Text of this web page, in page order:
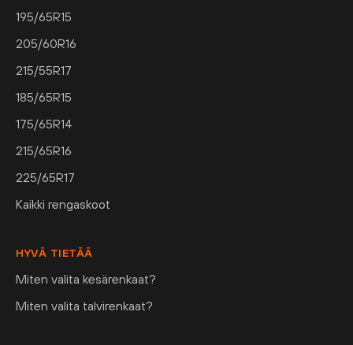
195/65R15
205/60R16
215/55R17
185/65R15
175/65R14
215/65R16
225/65R17
Kaikki rengaskoot
HYVÄ TIETÄÄ
Miten valita kesärenkaat?
Miten valita talvirenkaat?